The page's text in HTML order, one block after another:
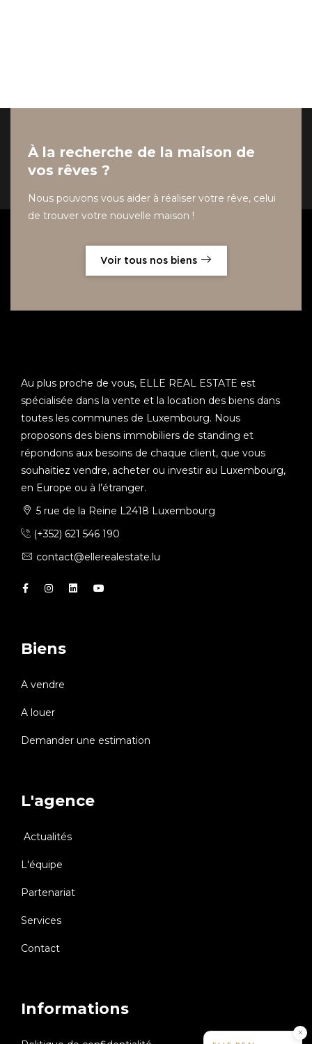
À la recherche de la maison de
vos rêves ?
Nous pouvons vous aider à réaliser votre rêve, celui
de trouver votre nouvelle maison !
Voir tous nos biens
Au plus proche de vous, ELLE REAL ESTATE est
spécialisée dans la vente et la location des biens dans
toutes les communes de Luxembourg. Nous
proposons des biens immobiliers de standing et
répondons aux besoins de chaque client, que vous
souhaitiez vendre, acheter ou investir au Luxembourg,
en Europe ou à l’étranger.
5 rue de la Reine L2418 Luxembourg
(+352) 621 546 190
contact@ellerealestate.lu
Biens
A vendre
A louer
Demander une estimation
L'agence
Actualités
L'équipe
Partenariat
Services
Contact
Informations